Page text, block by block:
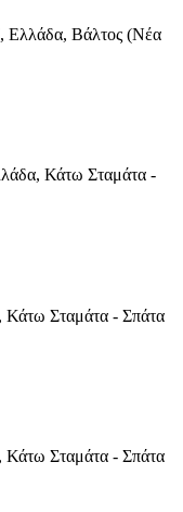
Ελλάδα, Βάλτος (Νέα
Κάτω Σταμάτα -
Σταμάτα - Σπάτα
Σταμάτα - Σπάτα